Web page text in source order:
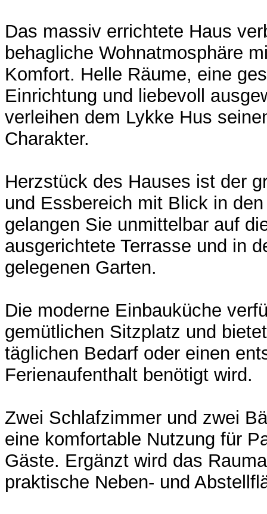
Das massiv errichtete Haus
behagliche Wohnatmosphäre
Komfort. Helle Räume, eine
Einrichtung und liebevoll
verleihen dem Lykke Hus
Charakter.
Herzstück des Hauses ist der
und Essbereich mit Blick in
gelangen Sie unmittelbar auf
ausgerichtete Terrasse und in
gelegenen Garten.
Die moderne Einbauküche
gemütlichen Sitzplatz und
täglichen Bedarf oder einen
Ferienaufenthalt benötigt wird.
Zwei Schlafzimmer und zwei
eine komfortable Nutzung für
Gäste. Ergänzt wird das
praktische Neben- und